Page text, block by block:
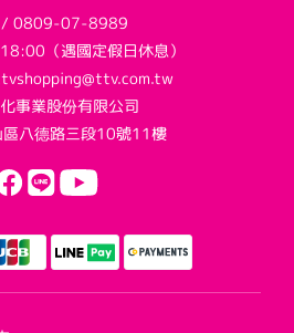
/ 0809-07-8989
（遇國定假日休息）
事業股份有限公司
區八德路三段10號11樓